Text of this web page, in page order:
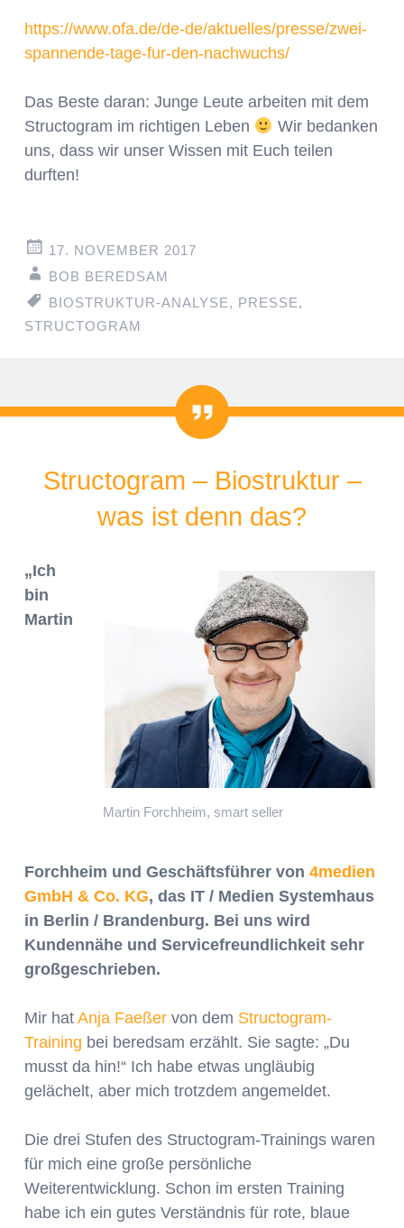
https://www.ofa.de/de-de/aktuelles/presse/zwei-
spannende-tage-fur-den-nachwuchs/
Das Beste daran: Junge Leute arbeiten mit dem
Structogram im richtigen Leben
Wir bedanken
uns, dass wir unser Wissen mit Euch teilen
durften!
17. NOVEMBER 2017
BOB BEREDSAM
BIOSTRUKTUR-ANALYSE, PRESSE,
STRUCTOGRAM
Zitat
Structogram – Biostruktur –
was ist denn das?
Martin Forchheim, smart seller
„Ich
bin
Martin
Forchheim und Geschäftsführer von 4medien
GmbH & Co. KG, das IT / Medien Systemhaus
in Berlin / Brandenburg. Bei uns wird
Kundennähe und Servicefreundlichkeit sehr
großgeschrieben.
Mir hat Anja Faeßer von dem Structogram-
Training bei beredsam erzählt. Sie sagte: „Du
musst da hin!“ Ich habe etwas ungläubig
gelächelt, aber mich trotzdem angemeldet.
Die drei Stufen des Structogram-Trainings waren
für mich eine große persönliche
Weiterentwicklung. Schon im ersten Training
habe ich ein gutes Verständnis für rote, blaue